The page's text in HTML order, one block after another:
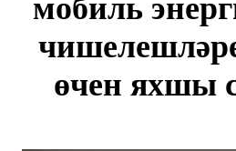
мобиль
өчен яхшы